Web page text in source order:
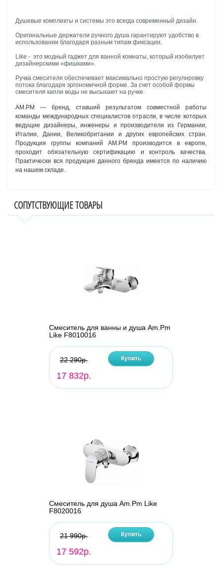
Душевые комплекты и системы это всегда современный дизайн.
Оригинальные держатели ручного душа гарантируют удобство в
использовании благодаря разным типам фиксации.
Like - это модный гаджет для ванной комнаты, который изобилует
дизайнерскими «фишками».
Ручка смесителя обеспечивает максимально простую регулировку
потока благодаря эргономичной форме. За счет особой формы
смесителя капли воды не высыхают на ручке.
AM.PM — бренд, ставший результатом совместной работы
команды международных специалистов отрасли, в числе которых
ведущие дизайнеры, инженеры и производители из Германии,
Италии, Дании, Великобритании и других европейских стран.
Продукция группы компаний AM.PM производится в европе,
проходит обязательную сертификацию и контроль качества.
Практически вся продукция данного бренда имеется по наличию
на нашем складе.
СОПУТСТВУЮЩИЕ ТОВАРЫ
Смеситель для ванны и душа Am.Pm
Like F8010016
22 290р.
17 832р.
Купить
Смеситель для душа Am.Pm Like
F8020016
21 990р.
17 592р.
Купить